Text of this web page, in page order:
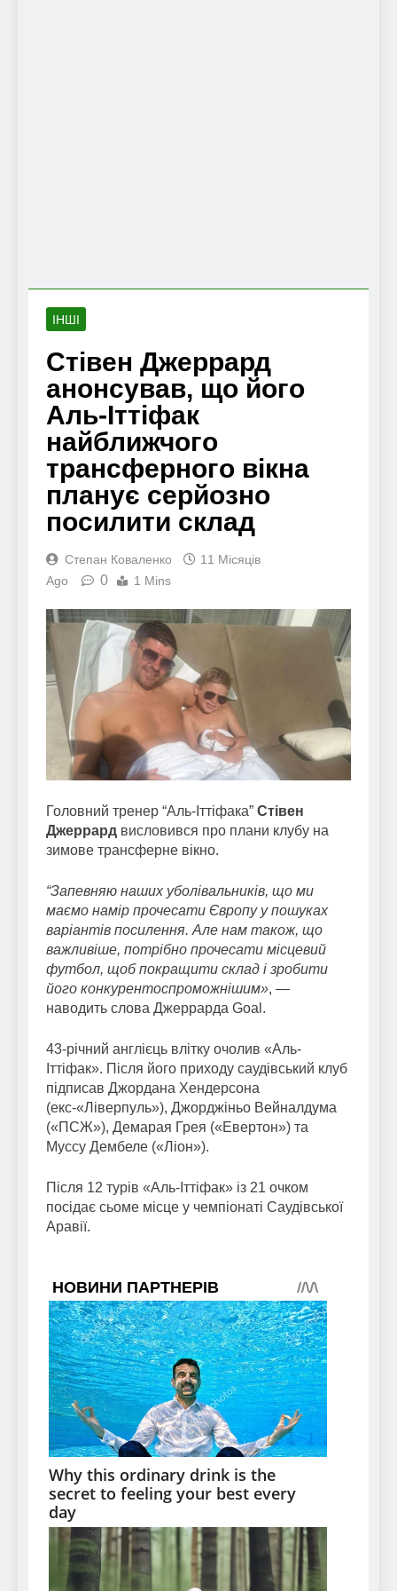
ІНШІ
Стівен Джеррард
анонсував, що його
Аль-Іттіфак
найближчого
трансферного вікна
планує серйозно
посилити склад
Степан Коваленко
11 Місяців
Ago
0 1 Mins
Головний тренер “Аль-Іттіфака” Стівен
Джеррард висловився про плани клубу на
зимове трансферне вікно.
“Запевняю наших уболівальників, що ми
маємо намір прочесати Європу у пошуках
варіантів посилення. Але нам також, що
важливіше, потрібно прочесати місцевий
футбол, щоб покращити склад і зробити
його конкурентоспроможнішим», —
наводить слова Джеррарда Goal.
43-річний англієць влітку очолив «Аль-
Іттіфак». Після його приходу саудівський клуб
підписав Джордана Хендерсона
(екс-«Ліверпуль»), Джорджіньо Вейналдума
(«ПСЖ»), Демарая Грея («Евертон») та
Муссу Дембеле («Ліон»).
Після 12 турів «Аль-Іттіфак» із 21 очком
посідає сьоме місце у чемпіонаті Саудівської
Аравії.